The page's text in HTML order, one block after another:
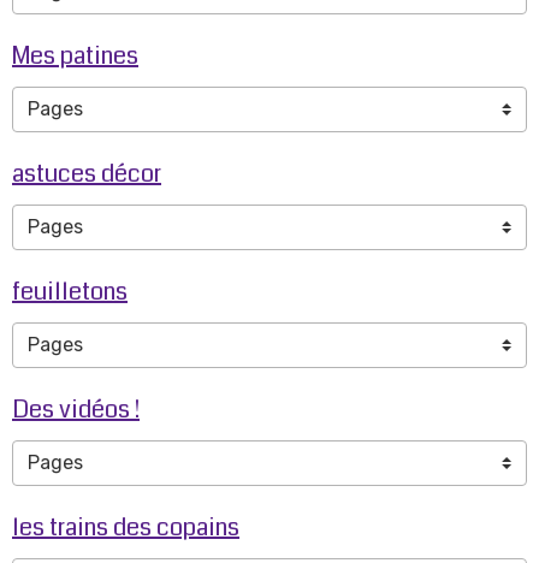
Mes patines
astuces décor
feuilletons
Des vidéos !
les trains des copains